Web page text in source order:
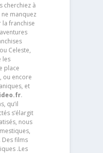
cherchiez à
ne manquez
franchise
Celeste,
les
place
ou encore
et
.
qu’il
s’élargit
nous
films
.Les